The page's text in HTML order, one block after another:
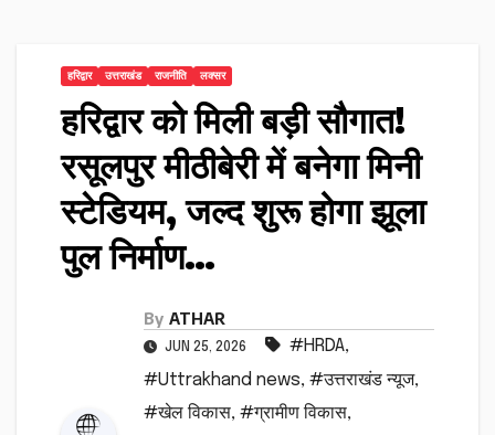
हरिद्वार उत्तराखंड राजनीति लक्सर
हरिद्वार को मिली बड़ी सौगात!
रसूलपुर मीठीबेरी में बनेगा मिनी
स्टेडियम, जल्द शुरू होगा झूला
पुल निर्माण…
By ATHAR
JUN 25, 2026 #HRDA,
#Uttrakhand news, #उत्तराखंड न्यूज,
#खेल विकास, #ग्रामीण विकास,